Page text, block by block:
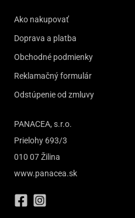
Ako nakupovať
Doprava a platba
Obchodné podmienky
Reklamačný formulár
Odstúpenie od zmluvy
PANACEA, s.r.o.
Prielohy 693/3
010 07 Žilina
www.panacea.sk